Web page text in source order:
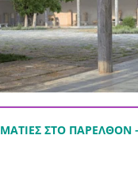
ΜΑΤΙΈΣ ΣΤΟ ΠΑΡΕΛΘΌΝ